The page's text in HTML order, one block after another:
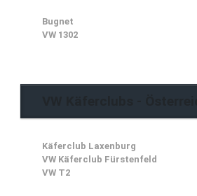
Bugnet
VW 1302
Käferclub Laxenburg
VW Käferclub Fürstenfeld
VW T2